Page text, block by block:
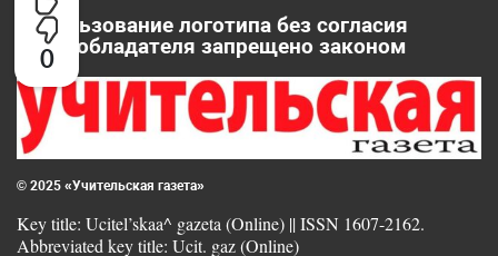
0
Использование логотипа без согласия
правообладателя запрещено законом
© 2025 «Учительская газета»
Key title: Ucitel’skaa^ gazeta (Online) || ISSN 1607-2162.
Abbreviated key title: Ucit. gaz (Online)